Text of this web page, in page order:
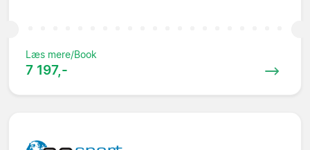
Læs mere/Book
7 197,-